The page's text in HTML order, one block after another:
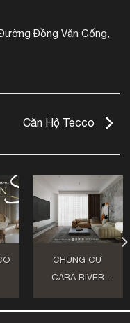
Đồng Văn Cống,
Căn Hộ Tecco
CHUNG CƯ
CARA RIVER